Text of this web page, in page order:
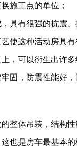
施工点的单位；
具有很强的抗震、
使这种活动房具有
，可以衍生出许
固，防震性能好
整体吊装，结构
也是房车最基本的